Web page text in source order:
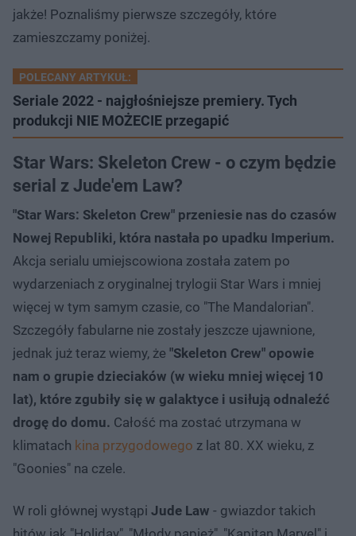
jakże! Poznaliśmy pierwsze szczegóły, które
zamieszczamy poniżej.
POLECANY ARTYKUŁ:
Seriale 2022 - najgłośniejsze premiery. Tych
produkcji NIE MOŻECIE przegapić
Star Wars: Skeleton Crew - o czym będzie
serial z Jude'em Law?
"Star Wars: Skeleton Crew" przeniesie nas do czasów
Nowej Republiki, która nastała po upadku Imperium.
Akcja serialu umiejscowiona została zatem po
wydarzeniach z oryginalnej trylogii Star Wars i mniej
więcej w tym samym czasie, co "The Mandalorian".
Szczegóły fabularne nie zostały jeszcze ujawnione,
jednak już teraz wiemy, że "Skeleton Crew" opowie
nam o grupie dzieciaków (w wieku mniej więcej 10
lat), które zgubiły się w galaktyce i usiłują odnaleźć
drogę do domu. Całość ma zostać utrzymana w
klimatach kina przygodowego z lat 80. XX wieku, z
"Goonies" na czele.
W roli głównej wystąpi Jude Law - gwiazdor takich